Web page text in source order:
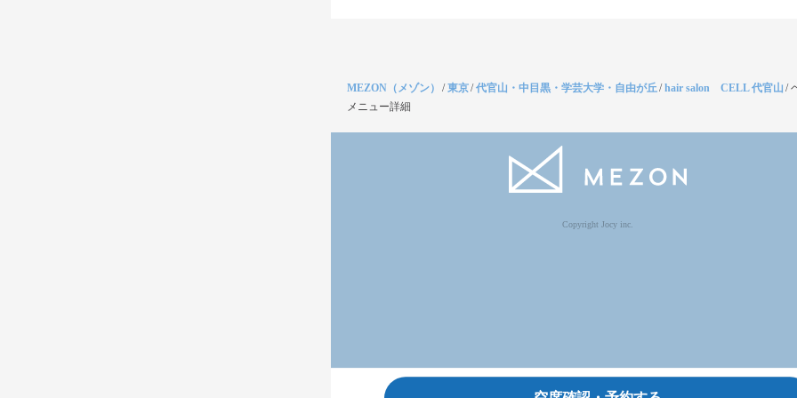
MEZON（メゾン） /東京/代官山・中目黒・学芸大学・自由が丘/hair salon CELL 代官山 /
メニュー詳細
Copyright Jocy inc.